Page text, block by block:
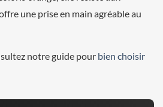
une prise en main agréable au
notre guide pour bien choisir